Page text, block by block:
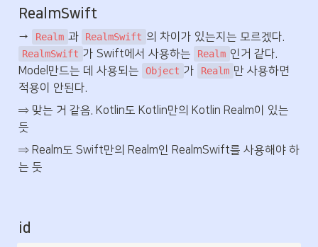
RealmSwift
→ Realm 과 RealmSwift
RealmSwift 가 Swift에서 사용하는 Realm 인거 같다.
Model만드는 데 사용되는
Object 가 Realm 만 사용하면
적용이 안된다.
⇒ 맞는 거 같음. Kotlin도 Kotlin만의 Kotlin Realm이 있는
듯
⇒ Realm도 Swift만의 Realm인 RealmSwift를 사용해야 하
는 듯
id